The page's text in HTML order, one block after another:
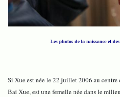
Les photos de la naissance et
Si Xue est née le 22 juillet 2006 au centre
Bai Xue, est une femelle née dans le